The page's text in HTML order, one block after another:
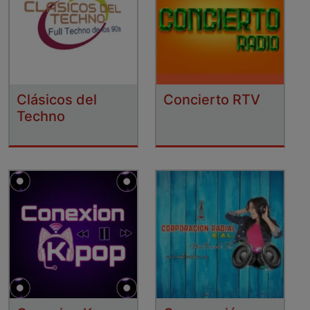
Clásicos del
Techno
Concierto RTV